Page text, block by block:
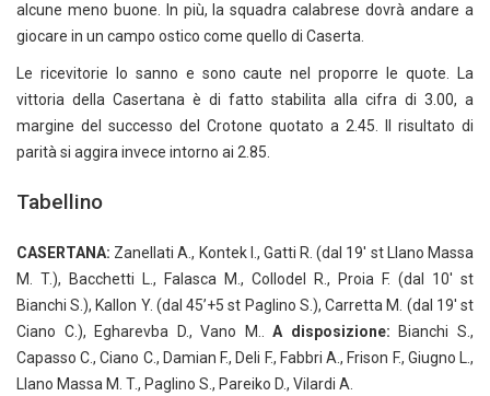
alcune meno buone. In più, la squadra calabrese dovrà andare a
giocare in un campo ostico come quello di Caserta.
Le ricevitorie lo sanno e sono caute nel proporre le quote. La
vittoria della Casertana è di fatto stabilita alla cifra di 3.00, a
margine del successo del Crotone quotato a 2.45. Il risultato di
parità si aggira invece intorno ai 2.85.
Tabellino
CASERTANA: Zanellati A., Kontek I., Gatti R. (dal 19′ st Llano Massa
M. T.), Bacchetti L., Falasca M., Collodel R., Proia F. (dal 10′ st
Bianchi S.), Kallon Y. (dal 45’+5 st Paglino S.), Carretta M. (dal 19′ st
Ciano C.), Egharevba D., Vano M..A disposizione: Bianchi S.,
Capasso C., Ciano C., Damian F., Deli F., Fabbri A., Frison F., Giugno L.,
Llano Massa M. T., Paglino S., Pareiko D., Vilardi A.